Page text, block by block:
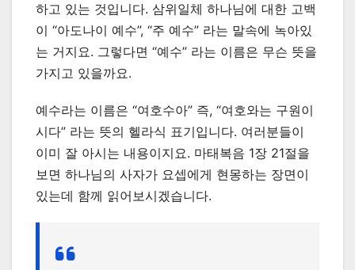
하고 있는 것입니다. 삼위일체 하나님에 대한 고백
이 “아도나이 예수”, “주 예수” 라는 말속에 녹아있
는 거지요. 그렇다면 “예수” 라는 이름은 무슨 뜻을
가지고 있을까요.
예수라는 이름은 “여호수아” 즉, “여호와는 구원이
시다” 라는 뜻의 헬라식 표기입니다. 여러분들이
이미 잘 아시는 내용이지요. 마태복음 1장 21절을
보면 하나님의 사자가 요셉에게 현몽하는 장면이
있는데 함께 읽어보시겠습니다.